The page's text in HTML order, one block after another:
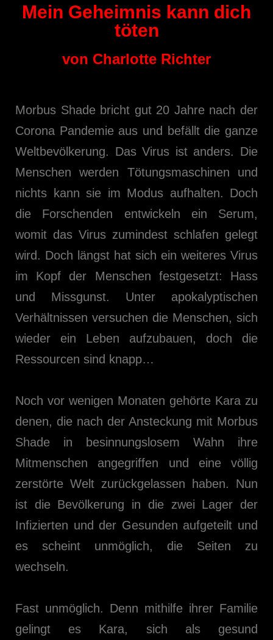
Mein Geheimnis kann dich
töten
von Charlotte Richter
Morbus Shade bricht gut 20 Jahre nach der
Corona Pandemie aus und befällt die ganze
Weltbevölkerung. Das Virus ist anders. Die
Menschen werden Tötungsmaschinen und
nichts kann sie im Modus aufhalten. Doch
die Forschenden entwickeln ein Serum,
womit das Virus zumindest schlafen gelegt
wird. Doch längst hat sich ein weiteres Virus
im Kopf der Menschen festgesetzt: Hass
und Missgunst. Unter apokalyptischen
Verhältnissen versuchen die Menschen, sich
wieder ein Leben aufzubauen, doch die
Ressourcen sind knapp…
Noch vor wenigen Monaten gehörte Kara zu
denen, die nach der Ansteckung mit Morbus
Shade in besinnungslosem Wahn ihre
Mitmenschen angegriffen und eine völlig
zerstörte Welt zurückgelassen haben. Nun
ist die Bevölkerung in die zwei Lager der
Infizierten und der Gesunden aufgeteilt und
es scheint unmöglich, die Seiten zu
wechseln.
Fast unmöglich. Denn mithilfe ihrer Familie
gelingt es Kara, sich als gesund